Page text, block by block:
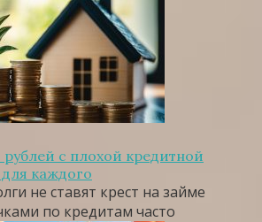
с плохой кредитной
каждого
не ставят крест на займе
по кредитам часто